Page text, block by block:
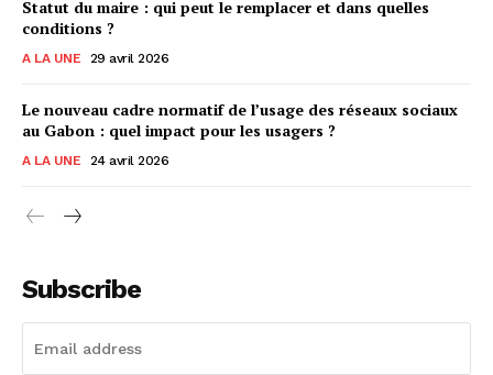
Statut du maire : qui peut le remplacer et dans quelles
conditions ?
A LA UNE 29 avril 2026
Le nouveau cadre normatif de l’usage des réseaux sociaux
au Gabon : quel impact pour les usagers ?
A LA UNE 24 avril 2026
Subscribe